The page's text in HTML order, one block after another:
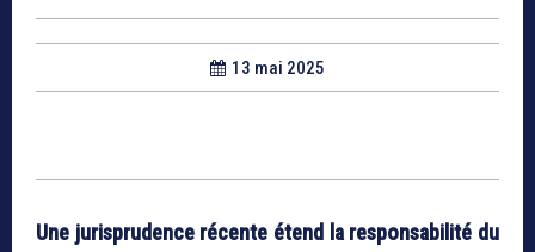
13 mai 2025
Une jurisprudence récente étend la responsabilité du